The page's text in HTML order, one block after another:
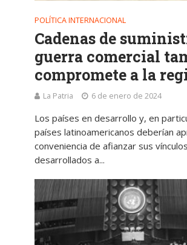
POLÍTICA INTERNACIONAL
Cadenas de
guerra comercial
compromete a la
La Patria 6 de enero de 2024
Los países en desarrollo y, en
países latinoamericanos deberían
conveniencia de afianzar sus
desarrollados a...